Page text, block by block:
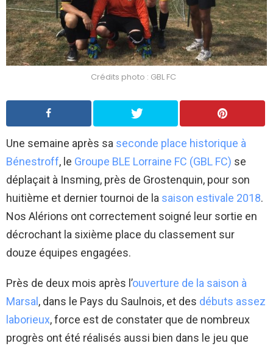
Crédits photo : GBL FC
Une semaine après sa seconde place historique à
Bénestroff, le Groupe BLE Lorraine FC (GBL FC) se
déplaçait à Insming, près de Grostenquin, pour son
huitième et dernier tournoi de la saison estivale 2018.
Nos Alérions ont correctement soigné leur sortie en
décrochant la sixième place du classement sur
douze équipes engagées.
Près de deux mois après l’ouverture de la saison à
Marsal , dans le Pays du Saulnois, et des débuts assez
laborieux, force est de constater que de nombreux
progrès ont été réalisés aussi bien dans le jeu que